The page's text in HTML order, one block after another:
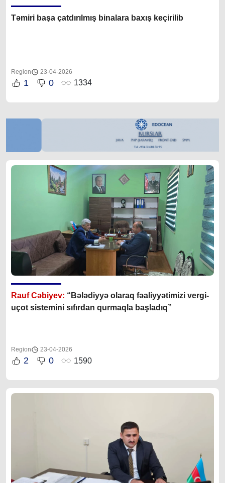
Təmiri başa çatdırılmış binalara baxış keçirilib
Region 23-04-2026
1 0 1334
Rauf Cəbiyev: “Bələdiyyə olaraq fəaliyyətimizi vergi-
uçot sistemini sıfırdan qurmaqla başladıq”
Region 23-04-2026
2 0 1590